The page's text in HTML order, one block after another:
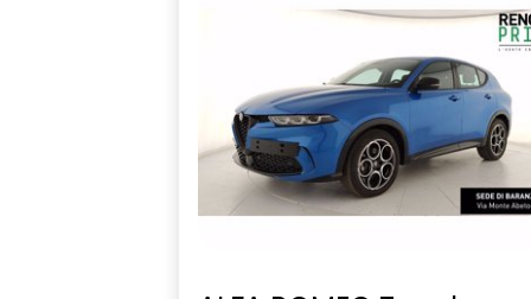
Riconoscimento dei segnali
Sedile
Sensori di parcheggio posteriori
Sistema
stato di
con